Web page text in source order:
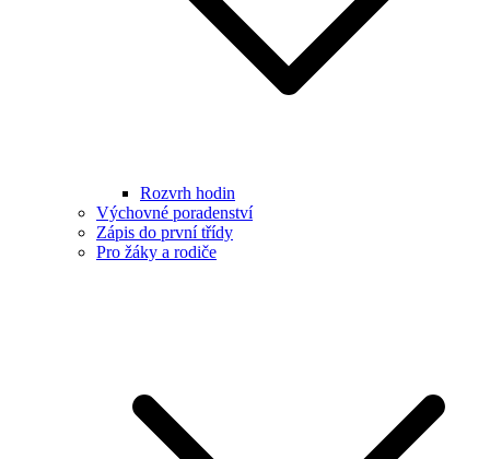
Rozvrh hodin
Výchovné poradenství
Zápis do první třídy
Pro žáky a rodiče